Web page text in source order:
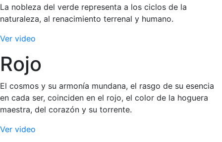
La nobleza del verde representa a los ciclos de la
naturaleza, al renacimiento terrenal y humano.
Ver video
Rojo
El cosmos y su armonía mundana, el rasgo de su esencia
en cada ser, coinciden en el rojo, el color de la hoguera
maestra, del corazón y su torrente.
Ver video